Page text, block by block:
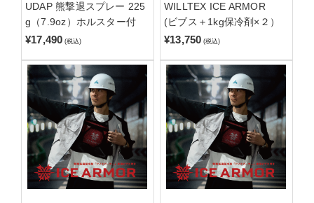
UDAP 熊撃退スプレー 225
g（7.9oz）ホルスター付
¥17,490 (税込)
WILLTEX ICE ARMOR
(ビブス＋1kg保冷剤×２）
¥13,750 (税込)